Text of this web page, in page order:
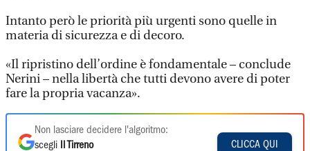
Intanto però le priorità più urgenti sono quelle in
materia di sicurezza e di decoro.
«Il ripristino dell’ordine è fondamentale – conclude
Nerini – nella libertà che tutti devono avere di poter
fare la propria vacanza».
Non lasciare decidere l'algoritmo:
scegli
Il Tirreno
CLICCA QUI